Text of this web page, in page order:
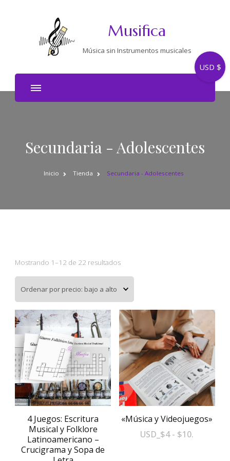
Musifica
Música sin Instrumentos musicales
Secundaria - Adolescentes
Inicio Tienda Secundaria - Adolescentes
Mostrando 1–12 de 22 resultadosOrdenado
precio:
a
alto
4 Juegos: Escritura
Musical y Folklore
Latinoamericano –
Crucigrama y Sopa de
«Música y Videojuegos»
USD $4 - $10Rango
.
USD $